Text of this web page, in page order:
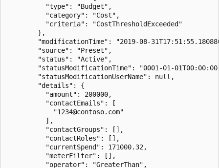
          "type": "Budget",
          "category": "Cost",
          "criteria": "CostThresholdExceeded"
        },
"modificationTime": "2019-08-
        "source": "Preset",
        "status": "Active",
"statusModificationTime": "0001-01-
        "statusModificationUserName": null,
        "details": {
          "amount": 200000,
          "contactEmails": [
            "1234@contoso.com"
          ],
          "contactGroups": [],
          "contactRoles": [],
          "currentSpend": 171000.32,
          "meterFilter": [],
          "operator": "GreaterThan",